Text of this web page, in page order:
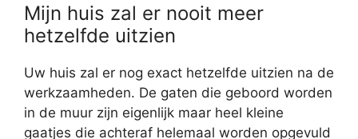
Mijn huis zal er nooit meer
hetzelfde uitzien
Uw huis zal er nog exact hetzelfde uitzien na de
werkzaamheden. De gaten die geboord worden
in de muur zijn eigenlijk maar heel kleine
gaatjes die achteraf helemaal worden opgevuld